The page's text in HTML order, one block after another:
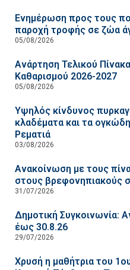
Ενημέρωση προς τους
παροχή τροφής σε ζώα
05/08/2026
Ανάρτηση Τελικού
Καθαρισμού 2026-2027
05/08/2026
Υψηλός κίνδυνος
κλαδέματα και τα
Ρεματιά
03/08/2026
Ανακοίνωση με τους
στους βρεφονηπιακούς
31/07/2026
Δημοτική Συγκοινωνία:
έως 30.8.26
29/07/2026
Χρυσή η μαθήτρια του